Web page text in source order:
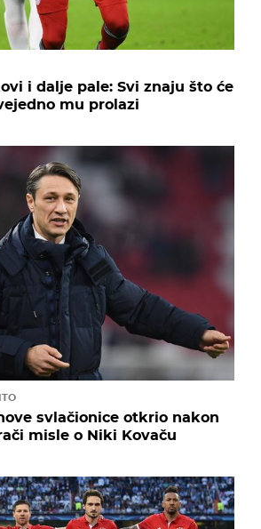
i dalje pale: Svi znaju što će
mu prolazi
svlačionice otkrio nakon
misle o Niki Kovaču